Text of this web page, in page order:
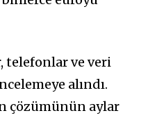
telefonlar ve veri
alındı.
çözümünün aylar